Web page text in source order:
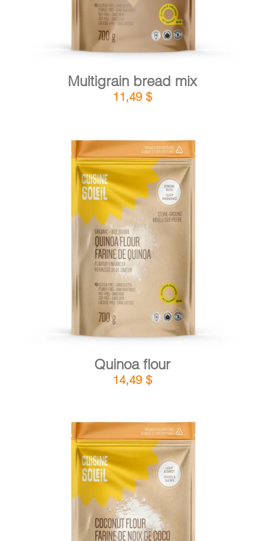
Multigrain bread mix
11,49 $
ADD TO CART / DETAILS
Quinoa flour
14,49 $
ADD TO CART DETAILS